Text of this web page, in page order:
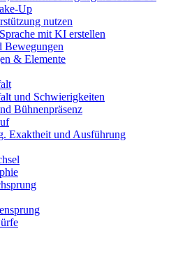
Up
nutzen
mit KI erstellen
Bewegungen
& Elemente
und Schwierigkeiten
Bühnenpräsenz
Exaktheit und Ausführung